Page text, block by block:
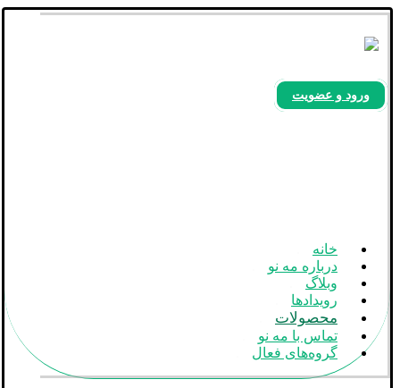
ورود و عضویت
خانه
درباره مه نو
وبلاگ
رویدادها
محصولات
تماس با مه نو
گروه‌های فعال